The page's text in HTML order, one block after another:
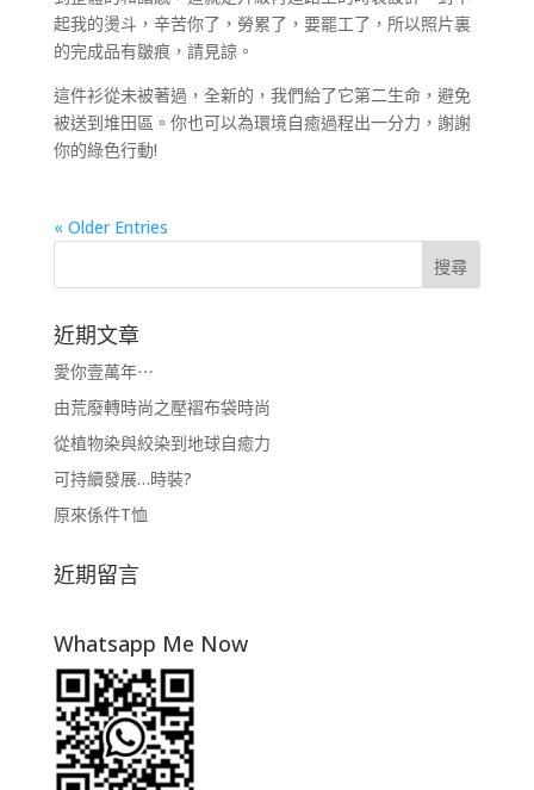
起我的燙斗，辛苦你了，勞累了，要罷工了，所以照片裏
的完成品有皺痕，請見諒。
這件衫從未被著過，全新的，我們給了它第二生命，避免
被送到堆田區。你也可以為環境自癒過程出一分力，謝謝
你的綠色行動!
« Older Entries
近期文章
愛你壹萬年⋯
由荒廢轉時尚之壓褶布袋時尚
從植物染與絞染到地球自癒力
可持續發展…時裝?
原來係件T恤
近期留言
Whatsapp Me Now